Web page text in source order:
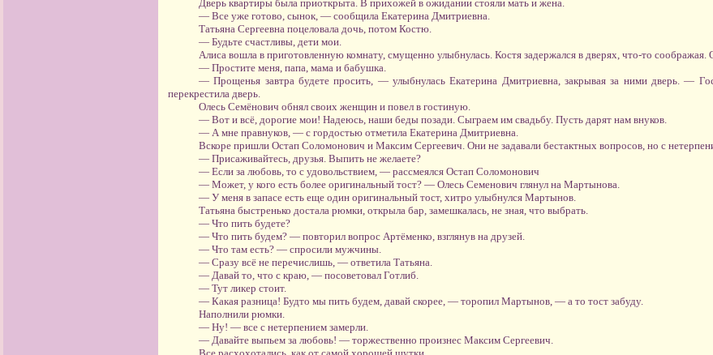
Дверь квартиры была приоткрыта. В прихожей в ожидании стояли мать и жена.
— Все уже готово, сынок, — сообщила Екатерина Дмитриевна.
Татьяна Сергеевна поцеловала дочь, потом Костю.
— Будьте счастливы, дети мои.
Алиса вошла в приготовленную комнату, смущенно улыбнулась. Костя задержался в дверях, что-то соображая.
— Простите меня, папа, мама и бабушка.
— Прощенья завтра будете просить, — улыбнулась Екатерина Дмитриевна, закрывая за ними дверь. —
перекрестила дверь.
Олесь Семёнович обнял своих женщин и повел в гостиную.
— Вот и всё, дорогие мои! Надеюсь, наши беды позади. Сыграем им свадьбу. Пусть дарят нам внуков.
— А мне правнуков, — с гордостью отметила Екатерина Дмитриевна.
Вскоре пришли Остап Соломонович и Максим Сергеевич. Они не задавали бестактных вопросов, но с
— Присаживайтесь, друзья. Выпить не желаете?
— Если за любовь, то с удовольствием, — рассмеялся Остап Соломонович
— Может, у кого есть более оригинальный тост? — Олесь Семенович глянул на Мартынова.
— У меня в запасе есть еще один оригинальный тост, хитро улыбнулся Мартынов.
Татьяна быстренько достала рюмки, открыла бар, замешкалась, не зная, что выбрать.
— Что пить будете?
— Что пить будем? — повторил вопрос Артёменко, взглянув на друзей.
— Что там есть? — спросили мужчины.
— Сразу всё не перечислишь, — ответила Татьяна.
— Давай то, что с краю, — посоветовал Готлиб.
— Тут ликер стоит.
— Какая разница! Будто мы пить будем, давай скорее, — торопил Мартынов, — а то тост забуду.
Наполнили рюмки.
— Ну! — все с нетерпением замерли.
— Давайте выпьем за любовь! — торжественно произнес Максим Сергеевич.